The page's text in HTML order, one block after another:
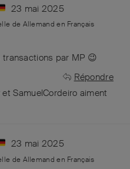
23 mai 2025
de Allemand en Français
par MP 😉
Répondre
etSamuelCordeiro aiment
23 mai 2025
de Allemand en Français